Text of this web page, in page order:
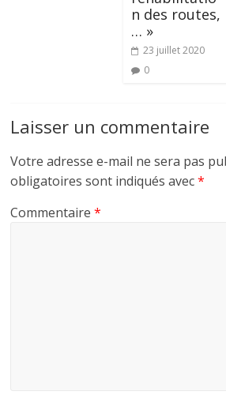
n des routes,
… »
23 juillet 2020
0
Laisser un commentaire
Votre adresse e-mail ne sera pas
obligatoires sont indiqués avec*
Commentaire*